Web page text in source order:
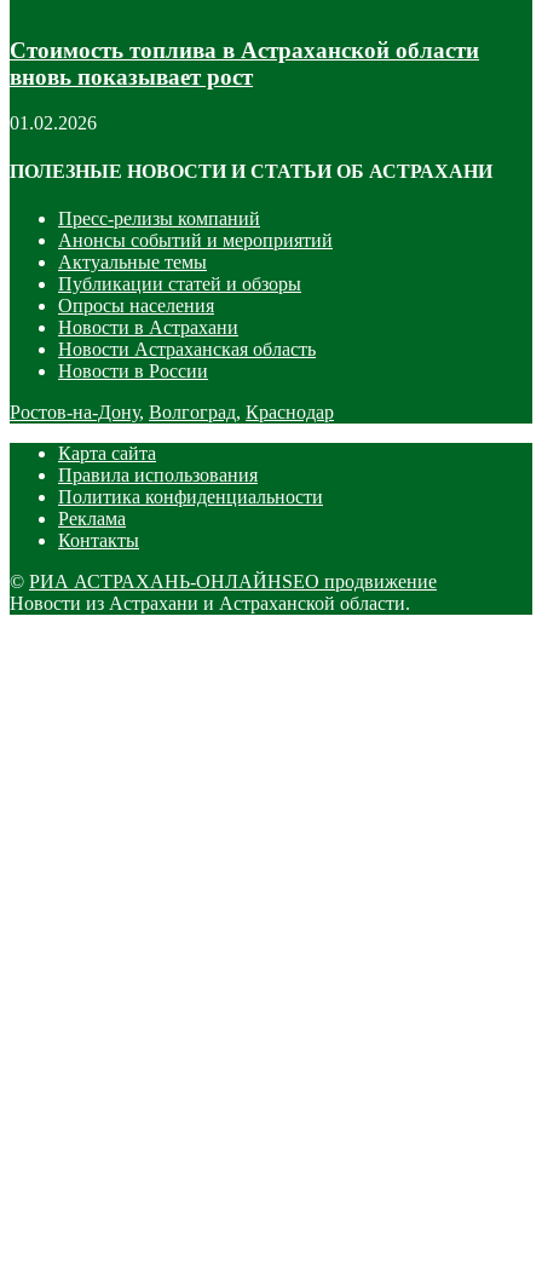
Стоимость топлива в Астраханской области
вновь показывает рост
01.02.2026
ПОЛЕЗНЫЕ НОВОСТИ И СТАТЬИ ОБ АСТРАХАНИ
Пресс-релизы компаний
Анонсы событий и мероприятий
Актуальные темы
Публикации статей и обзоры
Опросы населения
Новости в Астрахани
Новости Астраханская область
Новости в России
Ростов-на-Дону, Волгоград, Краснодар
Карта сайта
Правила использования
Политика конфиденциальности
Реклама
Контакты
© РИА АСТРАХАНЬ-ОНЛАЙНSEO продвижение
Новости из Астрахани и Астраханской области.